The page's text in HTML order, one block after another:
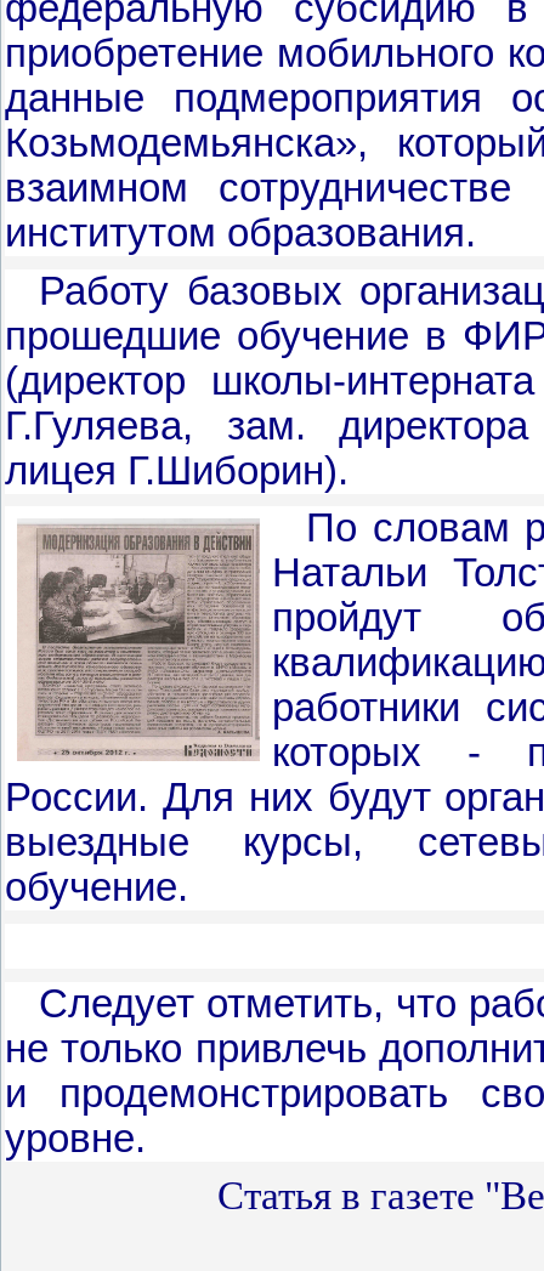
приобретение мобильного
данные подмероприятия
Козьмодемьянска»,
взаимном
институтом образования.
Работу базовых
прошедшие обучение в
(директор школы-
Г.Гуляева, зам.
лицея Г.Шиборин).
По словам
Натальи
пройдут
работники
которых -
России. Для них будут
выездные курсы,
обучение.
Следует отметить, что
не только привлечь
и продемонстрировать
уровне.
Статья в газете